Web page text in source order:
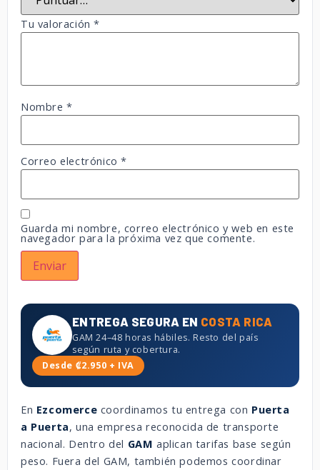
Tu valoración*
Nombre*
Correo electrónico*
Guarda mi nombre, correo electrónico y web en este
navegador para la próxima vez que comente.
ENTREGA SEGURA EN COSTA RICA
GAM 24–48 horas hábiles. Resto del país
según ruta y cobertura.
Desde ₡2.950 + IVA
En Ezcomerce coordinamos tu entrega con Puerta
a Puerta, una empresa reconocida de transporte
nacional. Dentro del GAM aplican tarifas base según
peso. Fuera del GAM, también podemos coordinar